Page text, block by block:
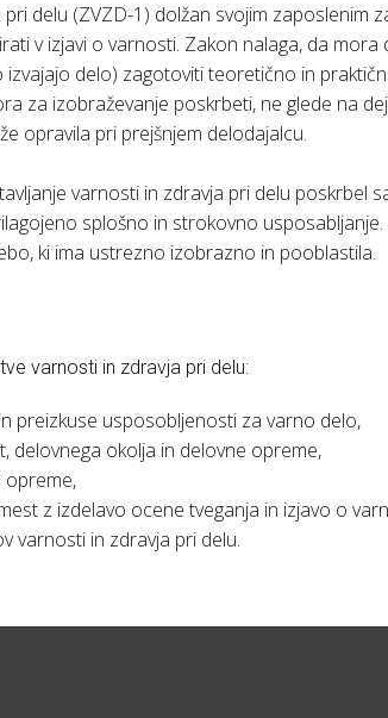
delu (ZVZD-1) dolžan svojim zaposlenim
v izjavi o varnosti. Zakon nalaga, da mora
izvajajo delo) zagotoviti teoretično in
za izobraževanje poskrbeti, ne glede na
opravila pri prejšnjem delodajalcu.
varnosti in zdravja pri delu poskrbel
splošno in strokovno
ki ima ustrezno izobrazno in pooblastila.
varnosti in zdravja pri delu:
preizkuse usposobljenosti za varno delo,
delovnega okolja in delovne opreme,
opreme,
z izdelavo ocene tveganja in izjavo o
varnosti in zdravja pri delu.